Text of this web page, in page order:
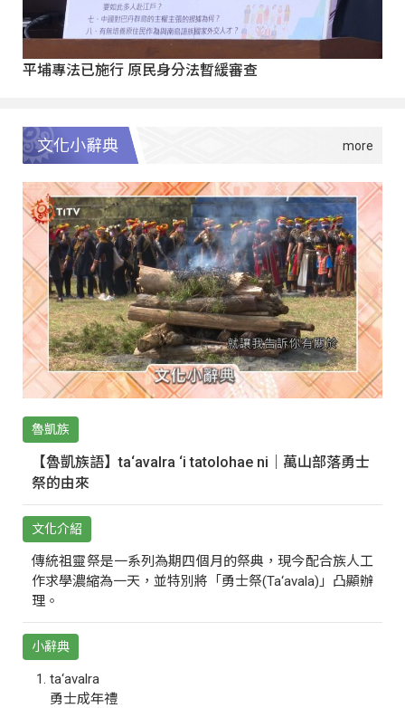
平埔專法已施行 原民身分法暫緩審查
文化小辭典
魯凱族
【魯凱族語】ta‘avalra ‘i tatolohae ni｜萬山部落勇士
祭的由來
文化介紹
傳統祖靈祭是一系列為期四個月的祭典，現今配合族人工
作求學濃縮為一天，並特別將「勇士祭(Ta‘avala)」凸顯辦
理。
小辭典
ta‘avalra
勇士成年禮